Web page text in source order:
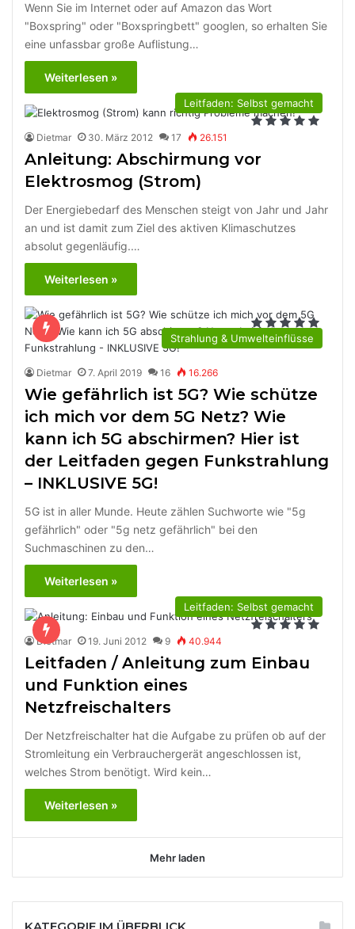
Wenn Sie im Internet oder auf Amazon das Wort
"Boxspring" oder "Boxspringbett" googlen, so erhalten Sie
eine unfassbar große Auflistung…
Weiterlesen »
Leitfaden: Selbst gemacht
Dietmar 30. März 2012 17 26.151
Anleitung: Abschirmung vor
Elektrosmog (Strom)
Der Energiebedarf des Menschen steigt von Jahr und Jahr
an und ist damit zum Ziel des aktiven Klimaschutzes
absolut gegenläufig.…
Weiterlesen »
Strahlung & Umwelteinflüsse
Dietmar 7. April 2019 16 16.266
Wie gefährlich ist 5G? Wie schütze
ich mich vor dem 5G Netz? Wie
kann ich 5G abschirmen? Hier ist
der Leitfaden gegen Funkstrahlung
– INKLUSIVE 5G!
5G ist in aller Munde. Heute zählen Suchworte wie "5g
gefährlich" oder "5g netz gefährlich" bei den
Suchmaschinen zu den…
Weiterlesen »
Leitfaden: Selbst gemacht
Dietmar 19. Juni 2012 9 40.944
Leitfaden / Anleitung zum Einbau
und Funktion eines
Netzfreischalters
Der Netzfreischalter hat die Aufgabe zu prüfen ob auf der
Stromleitung ein Verbrauchergerät angeschlossen ist,
welches Strom benötigt. Wird kein…
Weiterlesen »
Mehr laden